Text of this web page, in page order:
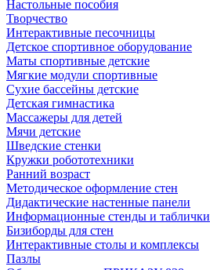
Настольные пособия
Творчество
Интерактивные песочницы
Детское спортивное оборудование
Маты спортивные детские
Мягкие модули спортивные
Сухие бассейны детские
Детская гимнастика
Массажеры для детей
Мячи детские
Шведские стенки
Кружки робототехники
Ранний возраст
Методическое оформление стен
Дидактические настенные панели
Информационные стенды и таблички
Бизиборды для стен
Интерактивные столы и комплексы
Пазлы